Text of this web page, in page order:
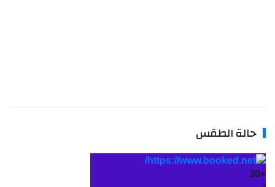
حالة الطقس
30